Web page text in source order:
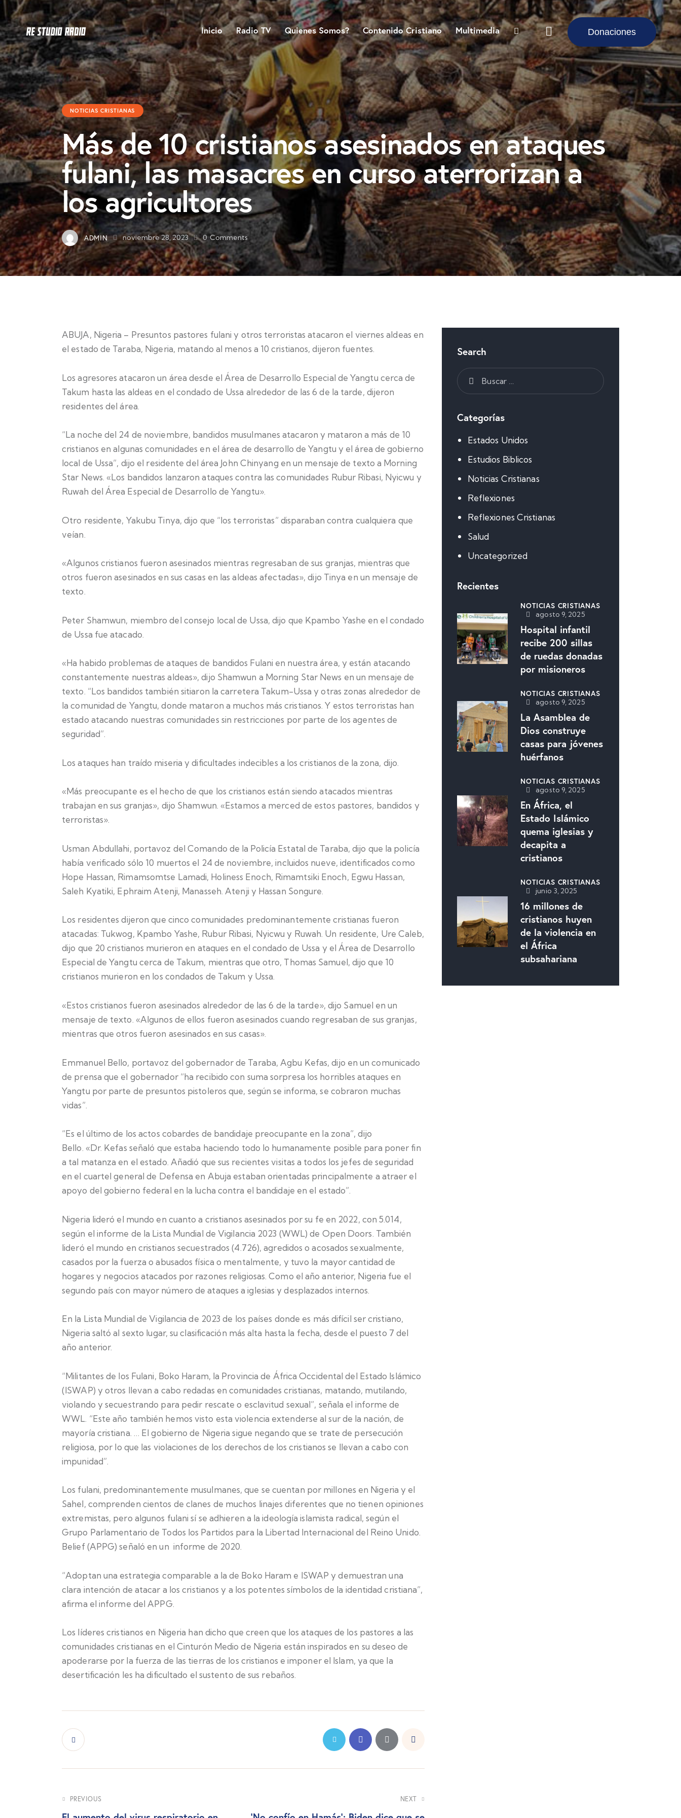
Inicio Radio TV Quienes Somos? Contenido Cristiano Multimedia Donaciones
NOTICIAS CRISTIANAS
Más de 10 cristianos asesinados en ataques
fulani, las masacres en curso aterrorizan a
los agricultores
ADMIN noviembre 28, 2023 0 Comments
ABUJA, Nigeria – Presuntos pastores fulani y otros terroristas atacaron el viernes aldeas en
el estado de Taraba, Nigeria, matando al menos a 10 cristianos, dijeron fuentes.
Los agresores atacaron un área desde el Área de Desarrollo Especial de Yangtu cerca de
Takum hasta las aldeas en el condado de Ussa alrededor de las 6 de la tarde, dijeron
residentes del área.
“La noche del 24 de noviembre, bandidos musulmanes atacaron y mataron a más de 10
cristianos en algunas comunidades en el área de desarrollo de Yangtu y el área de gobierno
local de Ussa”, dijo el residente del área John Chinyang en un mensaje de texto a Morning
Star News. «Los bandidos lanzaron ataques contra las comunidades Rubur Ribasi, Nyicwu y
Ruwah del Área Especial de Desarrollo de Yangtu».
Otro residente, Yakubu Tinya, dijo que “los terroristas” disparaban contra cualquiera que
veían.
«Algunos cristianos fueron asesinados mientras regresaban de sus granjas, mientras que
otros fueron asesinados en sus casas en las aldeas afectadas», dijo Tinya en un mensaje de
texto.
Peter Shamwun, miembro del consejo local de Ussa, dijo que Kpambo Yashe en el condado
de Ussa fue atacado.
«Ha habido problemas de ataques de bandidos Fulani en nuestra área, y están atacando
constantemente nuestras aldeas», dijo Shamwun a Morning Star News en un mensaje de
texto. “Los bandidos también sitiaron la carretera Takum-Ussa y otras zonas alrededor de
la comunidad de Yangtu, donde mataron a muchos más cristianos. Y estos terroristas han
estado atacando nuestras comunidades sin restricciones por parte de los agentes de
seguridad”.
Los ataques han traído miseria y dificultades indecibles a los cristianos de la zona, dijo.
«Más preocupante es el hecho de que los cristianos están siendo atacados mientras
trabajan en sus granjas», dijo Shamwun. «Estamos a merced de estos pastores, bandidos y
terroristas».
Usman Abdullahi, portavoz del Comando de la Policía Estatal de Taraba, dijo que la policía
había verificado sólo 10 muertos el 24 de noviembre, incluidos nueve, identificados como
Hope Hassan, Rimamsomtse Lamadi, Holiness Enoch, Rimamtsiki Enoch, Egwu Hassan,
Saleh Kyatiki, Ephraim Atenji, Manasseh. Atenji y Hassan Songure.
Los residentes dijeron que cinco comunidades predominantemente cristianas fueron
atacadas: Tukwog, Kpambo Yashe, Rubur Ribasi, Nyicwu y Ruwah. Un residente, Ure Caleb,
dijo que 20 cristianos murieron en ataques en el condado de Ussa y el Área de Desarrollo
Especial de Yangtu cerca de Takum, mientras que otro, Thomas Samuel, dijo que 10
cristianos murieron en los condados de Takum y Ussa.
«Estos cristianos fueron asesinados alrededor de las 6 de la tarde», dijo Samuel en un
mensaje de texto. «Algunos de ellos fueron asesinados cuando regresaban de sus granjas,
mientras que otros fueron asesinados en sus casas».
Emmanuel Bello, portavoz del gobernador de Taraba, Agbu Kefas, dijo en un comunicado
de prensa que el gobernador “ha recibido con suma sorpresa los horribles ataques en
Yangtu por parte de presuntos pistoleros que, según se informa, se cobraron muchas
vidas”.
“Es el último de los actos cobardes de bandidaje preocupante en la zona”, dijo
Bello. «Dr. Kefas señaló que estaba haciendo todo lo humanamente posible para poner fin
a tal matanza en el estado. Añadió que sus recientes visitas a todos los jefes de seguridad
en el cuartel general de Defensa en Abuja estaban orientadas principalmente a atraer el
apoyo del gobierno federal en la lucha contra el bandidaje en el estado”.
Nigeria lideró el mundo en cuanto a cristianos asesinados por su fe en 2022, con 5.014,
según el informe de la Lista Mundial de Vigilancia 2023 (WWL) de Open Doors. También
lideró el mundo en cristianos secuestrados (4.726), agredidos o acosados ​​sexualmente,
casados ​​por la fuerza o abusados ​​física o mentalmente, y tuvo la mayor cantidad de
hogares y negocios atacados por razones religiosas. Como el año anterior, Nigeria fue el
segundo país con mayor número de ataques a iglesias y desplazados internos.
En la Lista Mundial de Vigilancia de 2023 de los países donde es más difícil ser cristiano,
Nigeria saltó al sexto lugar, su clasificación más alta hasta la fecha, desde el puesto 7 del
año anterior.
“Militantes de los Fulani, Boko Haram, la Provincia de África Occidental del Estado Islámico
(ISWAP) y otros llevan a cabo redadas en comunidades cristianas, matando, mutilando,
violando y secuestrando para pedir rescate o esclavitud sexual”, señala el informe de
WWL. “Este año también hemos visto esta violencia extenderse al sur de la nación, de
mayoría cristiana. … El gobierno de Nigeria sigue negando que se trate de persecución
religiosa, por lo que las violaciones de los derechos de los cristianos se llevan a cabo con
impunidad”.
Los fulani, predominantemente musulmanes, que se cuentan por millones en Nigeria y el
Sahel, comprenden cientos de clanes de muchos linajes diferentes que no tienen opiniones
extremistas, pero algunos fulani sí se adhieren a la ideología islamista radical, según el
Grupo Parlamentario de Todos los Partidos para la Libertad Internacional del Reino Unido.
Belief (APPG) señaló en un informe de 2020.
“Adoptan una estrategia comparable a la de Boko Haram e ISWAP y demuestran una
clara intención de atacar a los cristianos y a los potentes símbolos de la identidad cristiana”,
afirma el informe del APPG.
Los líderes cristianos en Nigeria han dicho que creen que los ataques de los pastores a las
comunidades cristianas en el Cinturón Medio de Nigeria están inspirados en su deseo de
apoderarse por la fuerza de las tierras de los cristianos e imponer el Islam, ya que la
desertificación les ha dificultado el sustento de sus rebaños.
PREVIOUS NEXT
Search
Categorías
Estados Unidos
Estudios Biblicos
Noticias Cristianas
Reflexiones
Reflexiones Cristianas
Salud
Uncategorized
Recientes
NOTICIAS CRISTIANAS
agosto 9, 2025
Hospital infantil
recibe 200 sillas
de ruedas donadas
por misioneros
NOTICIAS CRISTIANAS
agosto 9, 2025
La Asamblea de
Dios construye
casas para jóvenes
huérfanos
NOTICIAS CRISTIANAS
agosto 9, 2025
En África, el
Estado Islámico
quema iglesias y
decapita a
cristianos
NOTICIAS CRISTIANAS
junio 3, 2025
16 millones de
cristianos huyen
de la violencia en
el África
subsahariana